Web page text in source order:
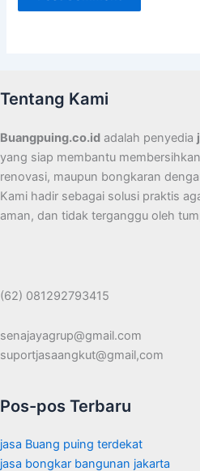
Tentang Kami
Buangpuing.co.id adalah penyedia
yang siap membantu
renovasi, maupun bongkaran
Kami hadir sebagai solusi praktis
aman, dan tidak terganggu oleh
(62) 081292793415
senajayagrup@gmail.com
suportjasaangkut@gmail,com
Pos-pos Terbaru
jasa Buang puing terdekat
jasa bongkar bangunan jakarta